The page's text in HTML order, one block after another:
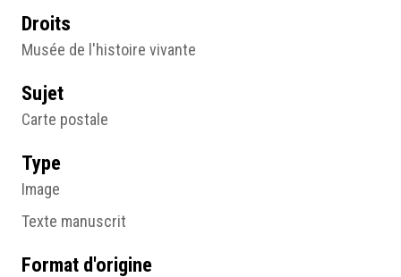
Droits
Musée de l'histoire vivante
Sujet
Carte postale
Type
Image
Texte manuscrit
Format d'origine